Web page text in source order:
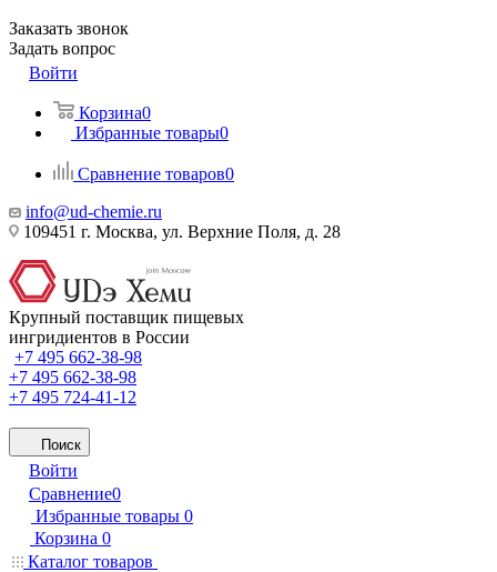
Заказать звонок
Задать вопрос
Войти
Корзина0
Избранные товары0
Сравнение товаров0
info@ud-chemie.ru
109451 г. Москва, ул. Верхние Поля, д. 28
Крупный поставщик пищевых
ингридиентов в России
+7 495 662-38-98
+7 495 662-38-98
+7 495 724-41-12
Поиск
Войти
Сравнение0
Избранные товары 0
Корзина 0
Каталог товаров